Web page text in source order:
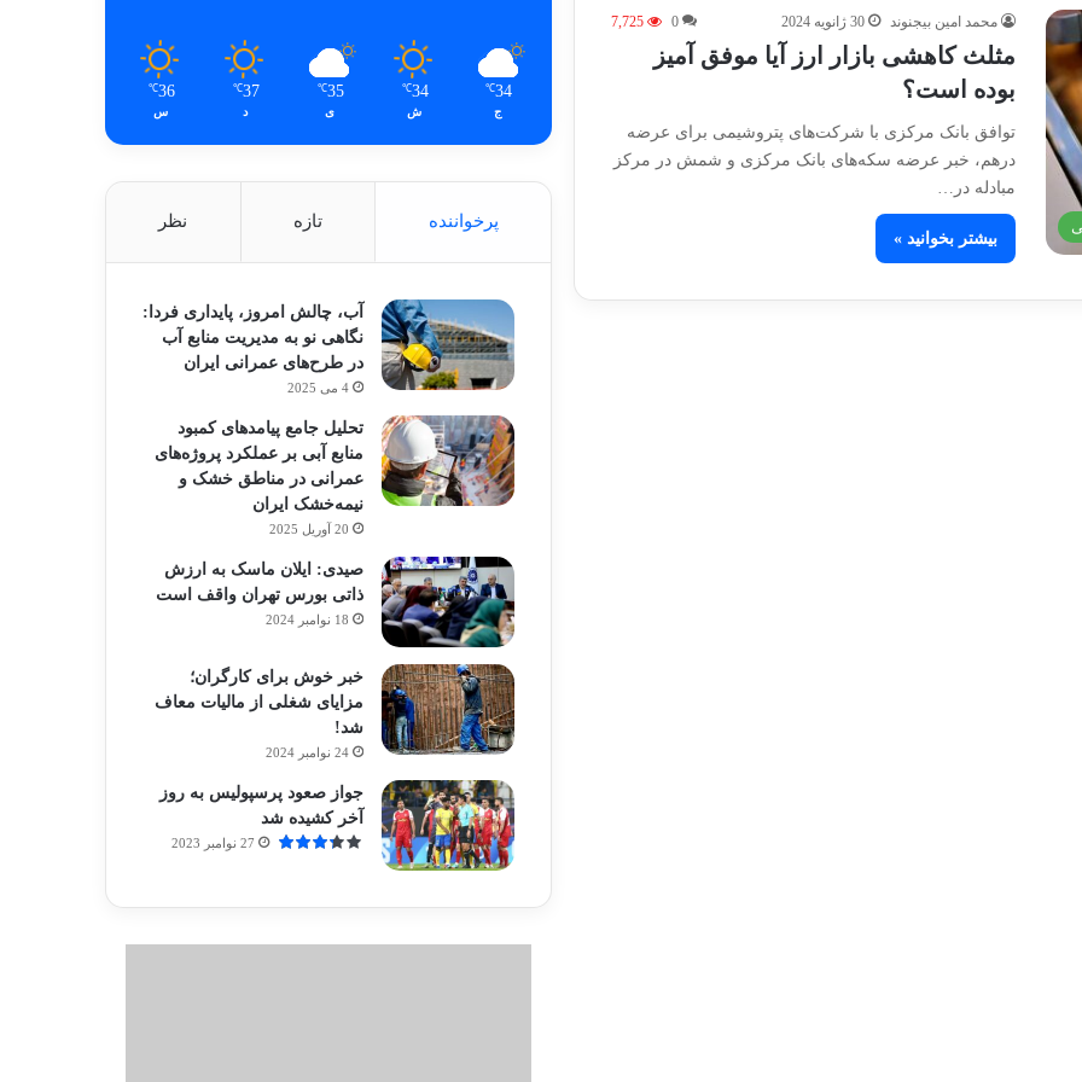
محمد امین بیجنوند 30 ژانویه 2024 0
7,725
مثلث کاهشی بازار ارز آیا موفق آمیز
بوده است؟
توافق بانک مرکزی با شرکت‌های پتروشیمی برای عرضه
درهم، خبر عرضه سکه‌های بانک مرکزی و شمش در مرکز
مبادله در…
بیشتر بخوانید »
34
℃
ج
34
℃
ش
35
℃
ی
37
℃
د
36
℃
س
پرخواننده تازه نظر
آب، چالش امروز، پایداری فردا:
نگاهی نو به مدیریت منابع آب
در طرح‌های عمرانی ایران
4 می 2025
تحلیل جامع پیامدهای کمبود
منابع آبی بر عملکرد پروژه‌های
عمرانی در مناطق خشک و
نیمه‌خشک ایران
20 آوریل 2025
صیدی: ایلان ماسک به ارزش
ذاتی بورس تهران واقف است
18 نوامبر 2024
خبر خوش برای کارگران؛
مزایای شغلی از مالیات معاف
شد!
24 نوامبر 2024
جواز صعود پرسپولیس به روز
آخر کشیده شد
27 نوامبر 2023